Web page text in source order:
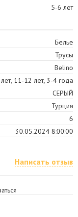
5-6 лет
Белье
Трусы
Belino
11-12 лет, 3-4 года
СЕРЫЙ
Турция
6
30.05.2024 8:00:00
Написать отзыв